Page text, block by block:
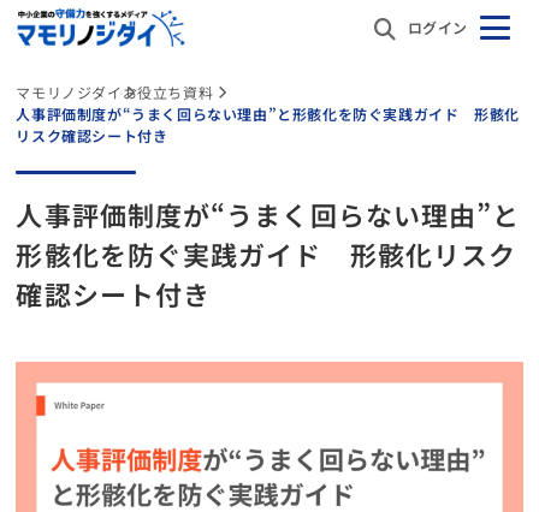
ログイン
マモリノジダイ お役立ち資料
人事評価制度が“うまく回らない理由”と形骸化を防ぐ実践ガイド 形骸化
リスク確認シート付き
人事評価制度が“うまく回らない理由”と
形骸化を防ぐ実践ガイド 形骸化リスク
確認シート付き